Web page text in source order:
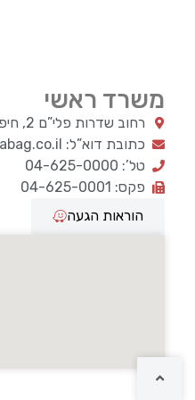
משרד ראשי
רחוב שדרות פלי”ם 2, חיפה
כתובת דוא”ל: roy@law-sabag.co.il
טל’: 04-625-0000
פקס: 04-625-0001
הוראות הגעה